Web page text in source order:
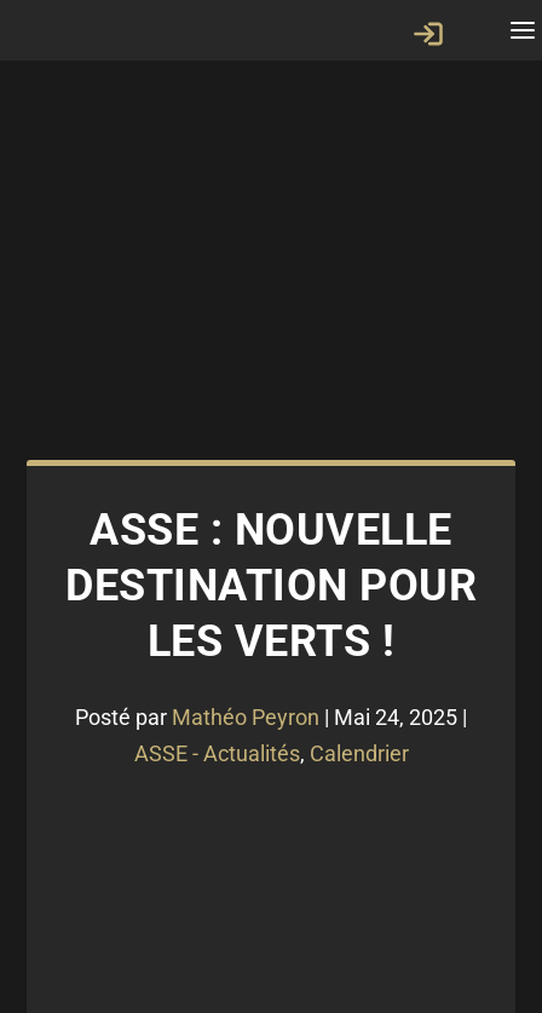
ASSE : NOUVELLE
DESTINATION POUR
LES VERTS !
Posté par Mathéo Peyron | Mai 24, 2025 |
ASSE - Actualités, Calendrier